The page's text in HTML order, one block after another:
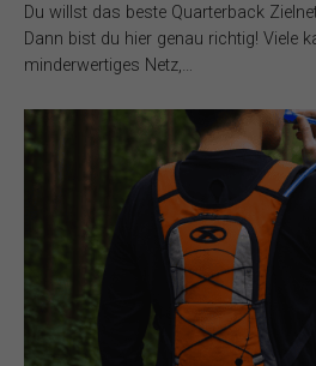
Du willst das beste Quarterback
Dann bist du hier genau richtig! Viele
minderwertiges Netz,…